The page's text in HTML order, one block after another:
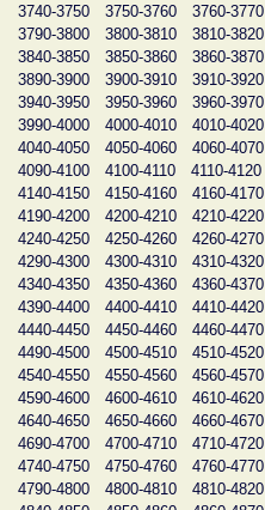
3740-3750
3750-3760 3760-3770
3790-3800
3800-3810 3810-3820
3840-3850
3850-3860 3860-3870
3890-3900
3900-3910 3910-3920
3940-3950
3950-3960 3960-3970
3990-4000
4000-4010 4010-4020
4040-4050
4050-4060 4060-4070
4090-4100
4100-4110 4110-4120
4140-4150
4150-4160 4160-4170
4190-4200
4200-4210 4210-4220
4240-4250
4250-4260 4260-4270
4290-4300
4300-4310 4310-4320
4340-4350
4350-4360 4360-4370
4390-4400
4400-4410 4410-4420
4440-4450
4450-4460 4460-4470
4490-4500
4500-4510 4510-4520
4540-4550
4550-4560 4560-4570
4590-4600
4600-4610 4610-4620
4640-4650
4650-4660 4660-4670
4690-4700
4700-4710 4710-4720
4740-4750
4750-4760 4760-4770
4790-4800
4800-4810 4810-4820